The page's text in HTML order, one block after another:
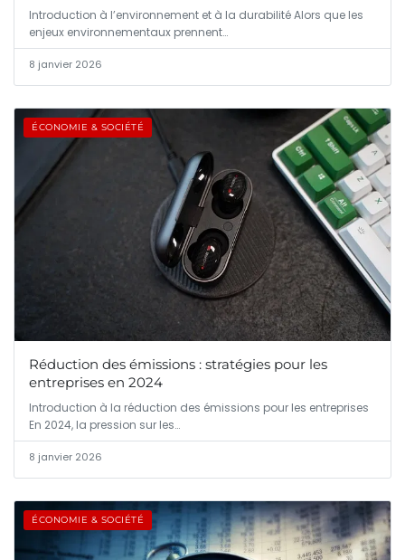
Introduction à l’environnement et à la durabilité Alors que les
enjeux environnementaux prennent…
8 janvier 2026
ÉCONOMIE & SOCIÉTÉ
Réduction des émissions : stratégies pour les
entreprises en 2024
Introduction à la réduction des émissions pour les entreprises
En 2024, la pression sur les…
8 janvier 2026
ÉCONOMIE & SOCIÉTÉ